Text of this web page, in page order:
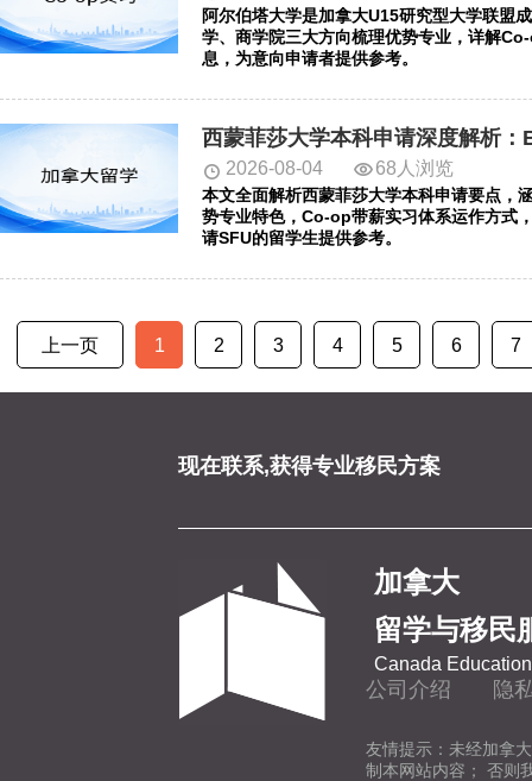
阿尔伯塔大学是加拿大U15研究型大学联盟
学、商学院三大方向梳理优势专业，详解
息，为意向申请者提供参考。
2026-08-04 68人浏览
本文全面解析西蒙菲莎大学本科申请要点，
势专业特色，Co-op带薪实习体系运作方式
请SFU的留学生提供参考。
上一页 1 2 3 4 5 6 7
现在联系,获得专业移民方案
加拿大
留学与移民
Canada
公司介绍 隐
友情提示：未经加拿
制本网站内容； 否则